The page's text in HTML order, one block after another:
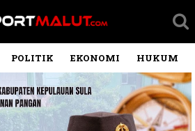
POLITIK EKONOMI HUKUM